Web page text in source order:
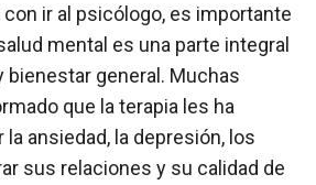
ir al psicólogo, es importante
mental es una parte integral
bienestar general. Muchas
que la terapia les ha
la ansiedad, la depresión, los
sus relaciones y su calidad de